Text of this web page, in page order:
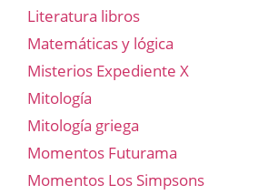
Literatura libros
Matemáticas y lógica
Misterios Expediente X
Mitología
Mitología griega
Momentos Futurama
Momentos Los Simpsons